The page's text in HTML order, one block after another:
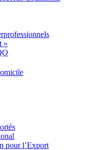
»
pour l’Export